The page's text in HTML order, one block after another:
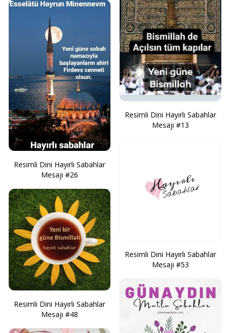
Resimli Dini Hayırlı Sabahlar
Mesajı #26
Resimli Dini Hayırlı Sabahlar
Mesajı #48
Resimli Dini Hayırlı Sabahlar
Mesajı #13
Resimli Dini Hayırlı Sabahlar
Mesajı #53